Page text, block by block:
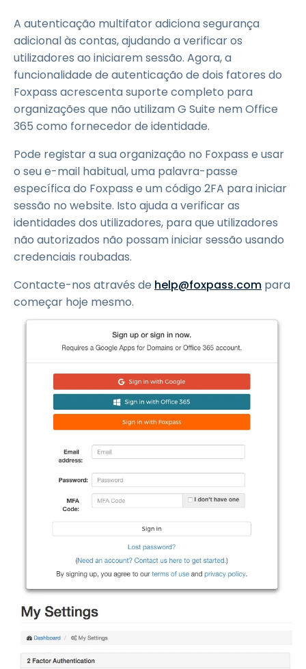
A autenticação multifator adiciona segurança
adicional às contas, ajudando a verificar os
utilizadores ao iniciarem sessão. Agora, a
funcionalidade de autenticação de dois fatores do
Foxpass acrescenta suporte completo para
organizações que não utilizam G Suite nem Office
365 como fornecedor de identidade.
Pode registar a sua organização no Foxpass e usar
o seu e-mail habitual, uma palavra-passe
específica do Foxpass e um código 2FA para iniciar
sessão no website. Isto ajuda a verificar as
identidades dos utilizadores, para que utilizadores
não autorizados não possam iniciar sessão usando
credenciais roubadas.
Contacte-nos através de help@foxpass.com para
começar hoje mesmo.